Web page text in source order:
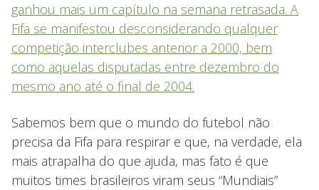
ganhou mais um capítulo na semana retrasada. A
Fifa se manifestou desconsiderando qualquer
competição interclubes anterior a 2000, bem
como aquelas disputadas entre dezembro do
mesmo ano até o final de 2004.
Sabemos bem que o mundo do futebol não
precisa da Fifa para respirar e que, na verdade, ela
mais atrapalha do que ajuda, mas fato é que
muitos times brasileiros viram seus “Mundiais”